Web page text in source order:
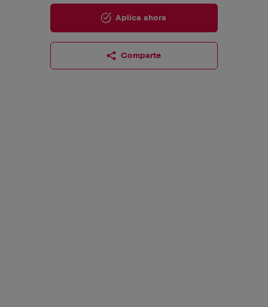
Aplica ahora
Comparte